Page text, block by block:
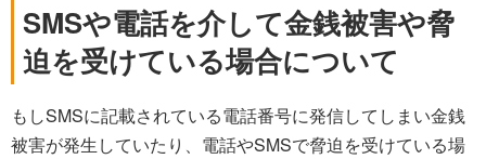
SMSや電話を介して金銭被害や脅
迫を受けている場合について
もしSMSに記載されている電話番号に発信してしまい金銭
被害が発生していたり、電話やSMSで脅迫を受けている場